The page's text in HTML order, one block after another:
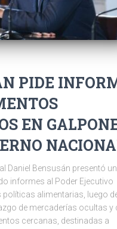
PIDE
EN
Daniel Bensusán presentó un
informes al Poder Ejecutivo
alimentarias, luego
de mercaderías ocultas y
cercanas, destinadas a